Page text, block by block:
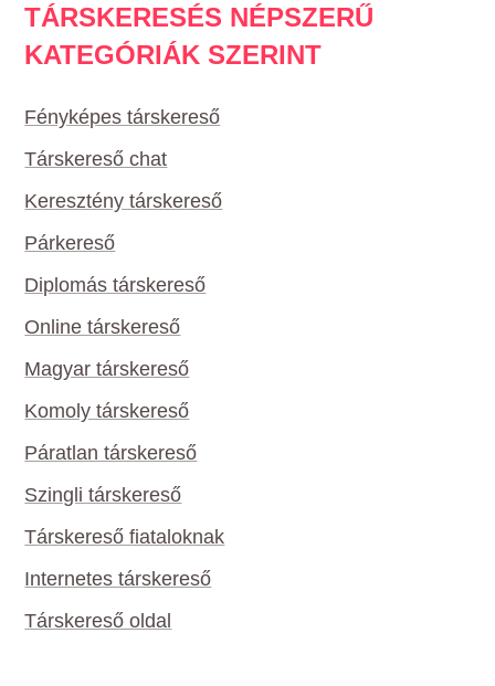
TÁRSKERESÉS NÉPSZERŰ
KATEGÓRIÁK SZERINT
Fényképes társkereső
Társkereső chat
Keresztény társkereső
Párkereső
Diplomás társkereső
Online társkereső
Magyar társkereső
Komoly társkereső
Páratlan társkereső
Szingli társkereső
Társkereső fiataloknak
Internetes társkereső
Társkereső oldal